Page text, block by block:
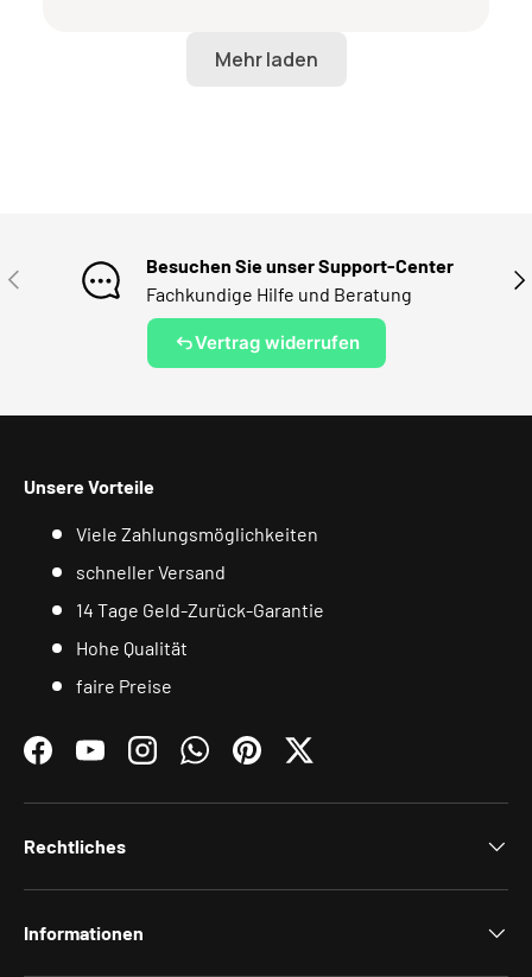
VORHERIGE
Besuchen Sie unser Support-Center
Fachkundige Hilfe und Beratung
Vertrag widerrufen
Unsere Vorteile
Viele Zahlungsmöglichkeiten
schneller Versand
14 Tage Geld-Zurück-Garantie
Hohe Qualität
faire Preise
FacebookYouTubeInstagramWhatsAppPinterestTwitter
Rechtliches
Informationen